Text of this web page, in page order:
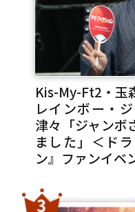
Kis-My-Ft2・玉
レインボー・
津々「ジャンボ
ました」＜ド
ン』ファンイベ